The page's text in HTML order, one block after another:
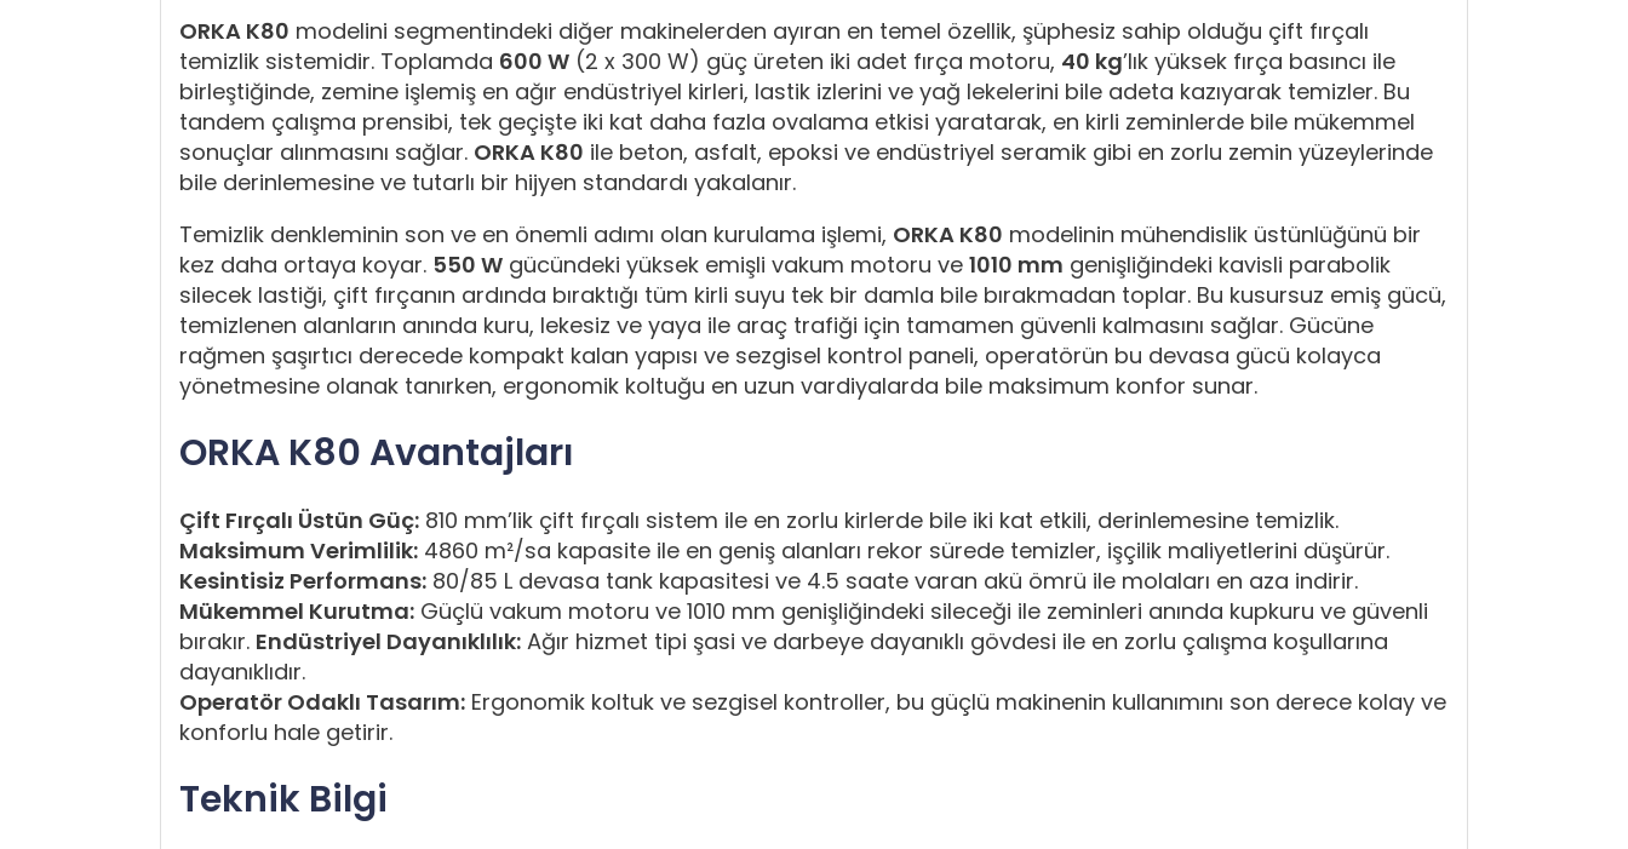
ORKA K80 modelini segmentindeki diğer makinelerden ayıran en temel özellik, şüphesiz sahip olduğu çift fırçalı
temizlik sistemidir. Toplamda 600 W (2 x 300 W) güç üreten iki adet fırça motoru, 40 kg’lık yüksek fırça basıncı ile
birleştiğinde, zemine işlemiş en ağır endüstriyel kirleri, lastik izlerini ve yağ lekelerini bile adeta kazıyarak temizler. Bu
tandem çalışma prensibi, tek geçişte iki kat daha fazla ovalama etkisi yaratarak, en kirli zeminlerde bile mükemmel
sonuçlar alınmasını sağlar. ORKA K80 ile beton, asfalt, epoksi ve endüstriyel seramik gibi en zorlu zemin yüzeylerinde
bile derinlemesine ve tutarlı bir hijyen standardı yakalanır.
Temizlik denkleminin son ve en önemli adımı olan kurulama işlemi, ORKA K80 modelinin mühendislik üstünlüğünü bir
kez daha ortaya koyar. 550 W gücündeki yüksek emişli vakum motoru ve 1010 mm genişliğindeki kavisli parabolik
silecek lastiği, çift fırçanın ardında bıraktığı tüm kirli suyu tek bir damla bile bırakmadan toplar. Bu kusursuz emiş gücü,
temizlenen alanların anında kuru, lekesiz ve yaya ile araç trafiği için tamamen güvenli kalmasını sağlar. Gücüne
rağmen şaşırtıcı derecede kompakt kalan yapısı ve sezgisel kontrol paneli, operatörün bu devasa gücü kolayca
yönetmesine olanak tanırken, ergonomik koltuğu en uzun vardiyalarda bile maksimum konfor sunar.
ORKA K80 Avantajları
Çift Fırçalı Üstün Güç: 810 mm’lik çift fırçalı sistem ile en zorlu kirlerde bile iki kat etkili, derinlemesine temizlik.
Maksimum Verimlilik: 4860 m²/sa kapasite ile en geniş alanları rekor sürede temizler, işçilik maliyetlerini düşürür.
Kesintisiz Performans: 80/85 L devasa tank kapasitesi ve 4.5 saate varan akü ömrü ile molaları en aza indirir.
Mükemmel Kurutma: Güçlü vakum motoru ve 1010 mm genişliğindeki sileceği ile zeminleri anında kupkuru ve güvenli
bırakır. Endüstriyel Dayanıklılık: Ağır hizmet tipi şasi ve darbeye dayanıklı gövdesi ile en zorlu çalışma koşullarına
dayanıklıdır.
Operatör Odaklı Tasarım: Ergonomik koltuk ve sezgisel kontroller, bu güçlü makinenin kullanımını son derece kolay ve
konforlu hale getirir.
Teknik Bilgi